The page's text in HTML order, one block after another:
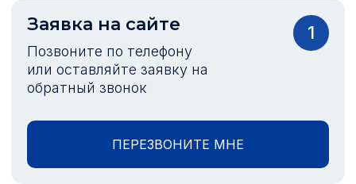
Заявка на сайте
Позвоните по телефону
или оставляйте заявку на
обратный звонок
1
ПЕРЕЗВОНИТЕ МНЕ